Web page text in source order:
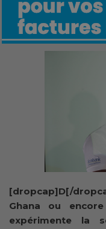
[dropcap]D[/
Ghana ou
expérimente la